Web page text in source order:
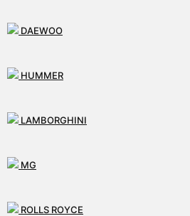
DAEWOO
HUMMER
LAMBORGHINI
MG
ROLLS ROYCE